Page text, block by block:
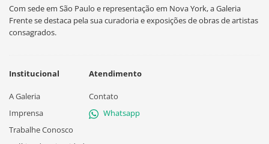
Com sede em São Paulo e representação em Nova York, a Galeria
Frente se destaca pela sua curadoria e exposições de obras de artistas
consagrados.
Institucional
A Galeria
Imprensa
Trabalhe Conosco
Atendimento
Contato
Whatsapp